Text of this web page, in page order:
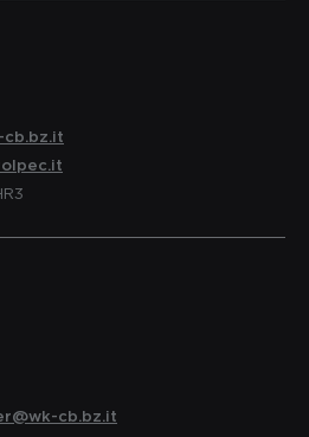
cb.bz.it
cb.bz.it